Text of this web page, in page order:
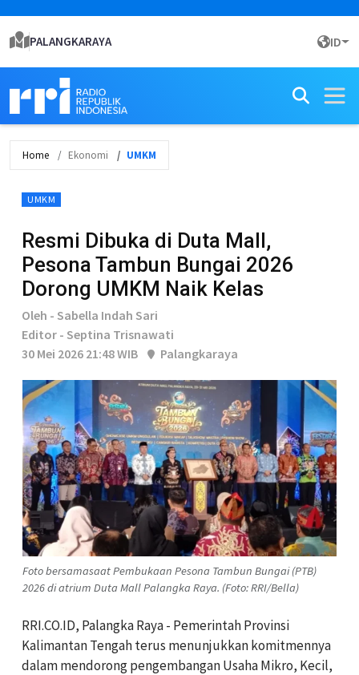
PALANGKARAYA ID
Home Ekonomi UMKM
UMKM
Resmi Dibuka di Duta Mall,
Pesona Tambun Bungai 2026
Dorong UMKM Naik Kelas
Oleh - Sabella Indah Sari
Editor - Septina Trisnawati
30 Mei 2026 21:48 WIB
Palangkaraya
Foto bersamasaat Pembukaan Pesona Tambun Bungai (PTB)
2026 di atrium Duta Mall Palangka Raya. (Foto: RRI/Bella)
RRI.CO.ID, Palangka Raya - Pemerintah Provinsi
Kalimantan Tengah terus menunjukkan komitmennya
dalam mendorong pengembangan Usaha Mikro, Kecil,